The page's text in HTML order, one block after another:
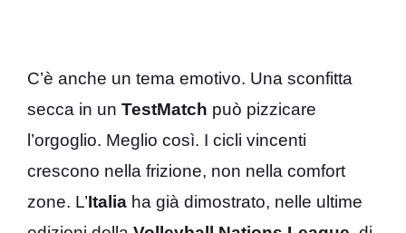
C’è anche un tema emotivo. Una sconfitta
secca in un TestMatch può pizzicare
l’orgoglio. Meglio così. I cicli vincenti
crescono nella frizione, non nella comfort
zone. L’Italia ha già dimostrato, nelle ultime